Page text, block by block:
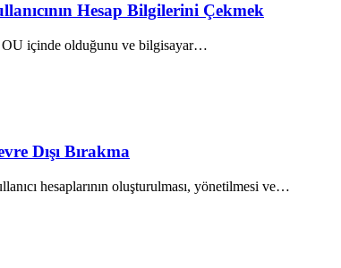
Hesap Bilgilerini Çekmek
OU içinde olduğunu ve bilgisayar…
Dışı Bırakma
hesaplarının oluşturulması, yönetilmesi ve…